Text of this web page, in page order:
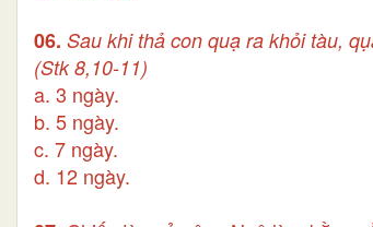
06. Sau khi thả con quạ ra khỏi tàu,
(Stk 8,10-11)
a. 3 ngày.
b. 5 ngày.
c. 7 ngày.
d. 12 ngày.